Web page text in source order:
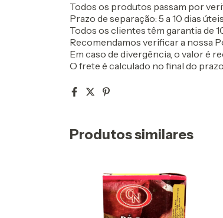
Todos os produtos passam por
Prazo de separação: 5 a 10 dias
Todos os clientes têm garantia de
Recomendamos verificar a nossa
Em caso de divergência, o valor é
O frete é calculado no final do
Produtos similares